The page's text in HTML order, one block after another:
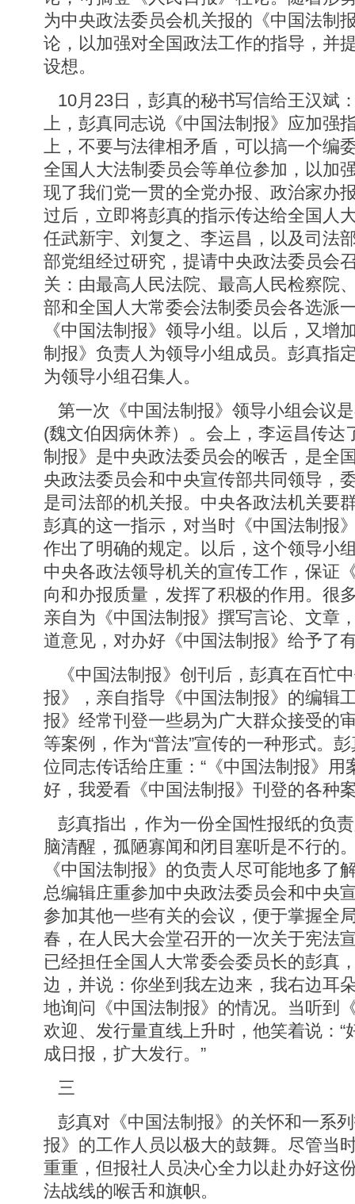
为中央政法委员会机关报的《中国法制
论，以加强对全国政法工作的指导，并
设想。
10月23日，彭真的秘书写信给王汉斌
上，彭真同志说《中国法制报》应加强
上，不要与法律相矛盾，可以搞一个编
全国人大法制委员会等单位参加，以加
现了我们党一贯的全党办报、政治家办
过后，立即将彭真的指示传达给全国人
任武新宇、刘复之、李运昌，以及司法
部党组经过研究，提请中央政法委员会
关：由最高人民法院、最高人民检察院
部和全国人大常委会法制委员会各选派
《中国法制报》领导小组。以后，又增
制报》负责人为领导小组成员。彭真指
为领导小组召集人。
第一次《中国法制报》领导小组会议
(魏文伯因病休养）。会上，李运昌传达
制报》是中央政法委员会的喉舌，是全
央政法委员会和中央宣传部共同领导，
是司法部的机关报。中央各政法机关要
彭真的这一指示，对当时《中国法制报
作出了明确的规定。以后，这个领导小
中央各政法领导机关的宣传工作，保证
向和办报质量，发挥了积极的作用。很
亲自为《中国法制报》撰写言论、文章
道意见，对办好《中国法制报》给予了
《中国法制报》创刊后，彭真在百忙
报》，亲自指导《中国法制报》的编辑
报》经常刊登一些易为广大群众接受的
等案例，作为“普法”宣传的一种形式。
位同志传话给庄重：“《中国法制报》用
好，我爱看《中国法制报》刊登的各种
彭真指出，作为一份全国性报纸的负
脑清醒，孤陋寡闻和闭目塞听是不行的
《中国法制报》的负责人尽可能地多了
总编辑庄重参加中央政法委员会和中央
参加其他一些有关的会议，便于掌握全
春，在人民大会堂召开的一次关于宪法
已经担任全国人大常委会委员长的彭真
边，并说：你坐到我左边来，我右边耳
地询问《中国法制报》的情况。当听到
欢迎、发行量直线上升时，他笑着说：
成日报，扩大发行。”
三
彭真对《中国法制报》的关怀和一系
报》的工作人员以极大的鼓舞。尽管当
重重，但报社人员决心全力以赴办好这
法战线的喉舌和旗帜。